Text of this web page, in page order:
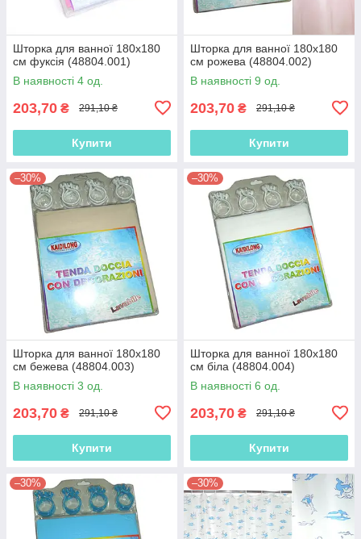
Шторка для ванної 180х180
см фуксія (48804.001)
В наявності 4 од.
203,70 ₴ 291,10 ₴
Купити
Шторка для ванної 180х180
см рожева (48804.002)
В наявності 9 од.
203,70 ₴ 291,10 ₴
Купити
–30%
Шторка для ванної 180х180
см бежева (48804.003)
В наявності 3 од.
203,70 ₴ 291,10 ₴
Купити
–30%
Шторка для ванної 180х180
см біла (48804.004)
В наявності 6 од.
203,70 ₴ 291,10 ₴
Купити
–30% –30%